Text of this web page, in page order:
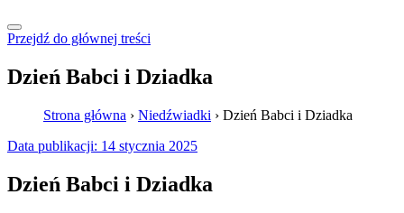
Przejdź do głównej treści
Dzień Babci i Dziadka
Strona główna › Niedźwiadki › Dzień Babci i Dziadka
Data publikacji: 14 stycznia 2025
Dzień Babci i Dziadka